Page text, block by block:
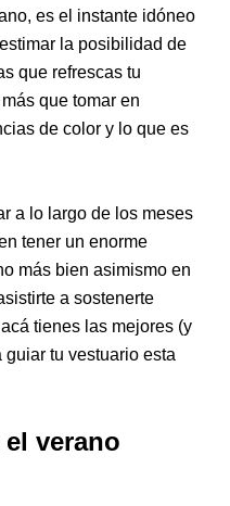
es el instante idóneo
la posibilidad de
que refrescas tu
que tomar en
de color y lo que es
a lo largo de los meses
tener un enorme
más bien asimismo en
a sostenerte
tienes las mejores (y
tu vestuario esta
el verano